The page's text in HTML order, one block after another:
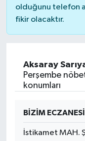
olduğunu telefon
fikir olacaktır.
Aksaray
Perşembe
konumları
BİZİM ECZANESİ
İstikamet MAH.